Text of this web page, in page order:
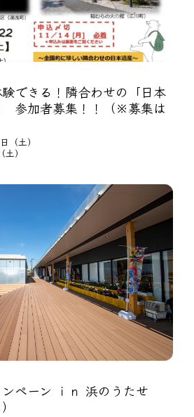
できる！隣合わせの「日本
参加者募集！！（※募集は
（土）
）
ペーン ｉｎ 浜のうたせ